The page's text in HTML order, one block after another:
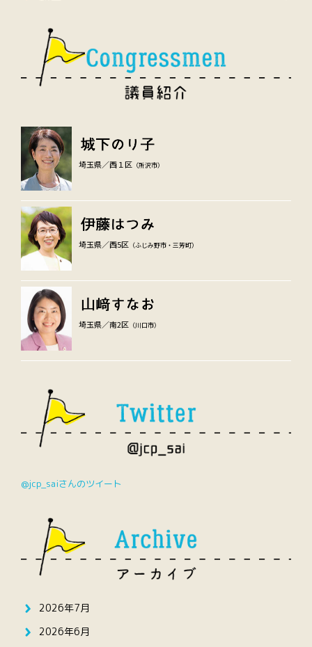
埼玉県／西１区 （所沢市）
埼玉県／西5区 （ふじみ野市・三芳町）
埼玉県／南2区 （川口市）
@jcp_saiさんのツイート
2026年7月
2026年6月